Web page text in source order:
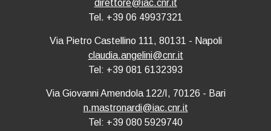
direttore@iac.cnr.it
Tel. +39 06 49937321
Via Pietro Castellino 111, 80131 - Napoli
claudia.angelini@cnr.it
Tel: +39 081 6132393
Via Giovanni Amendola 122/I, 70126 - Bari
n.mastronardi@iac.cnr.it
Tel: +39 080 5929740